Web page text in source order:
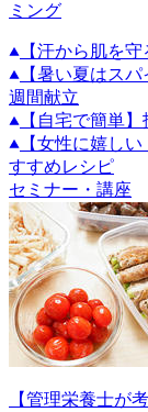
ミング
【汗から肌を
【暑い夏はス
週間献立
【自宅で簡単
【女性に嬉し
すすめレシピ
セミナー・講座
【管理栄養士が